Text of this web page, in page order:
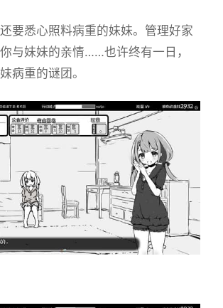
要悉心照料病重的妹妹。管理好家
与妹妹的亲情……也许终有一日，
病重的谜团。